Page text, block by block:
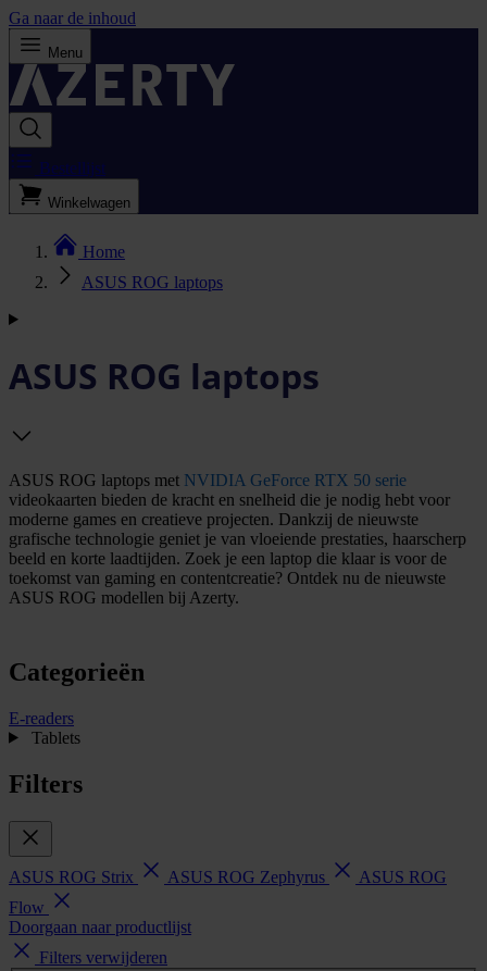
Ga naar de inhoud
Menu
Bestellijst
Winkelwagen
Home
ASUS ROG laptops
ASUS ROG laptops
ASUS ROG laptops met NVIDIA GeForce RTX 50 serie
videokaarten bieden de kracht en snelheid die je nodig hebt voor
moderne games en creatieve projecten. Dankzij de nieuwste
grafische technologie geniet je van vloeiende prestaties, haarscherp
beeld en korte laadtijden. Zoek je een laptop die klaar is voor de
toekomst van gaming en contentcreatie? Ontdek nu de nieuwste
ASUS ROG modellen bij Azerty.
Categorieën
E-readers
Tablets
Filters
ASUS ROG Strix ASUS ROG Zephyrus
ASUS ROG
Flow
Doorgaan naar productlijst
Filters verwijderen